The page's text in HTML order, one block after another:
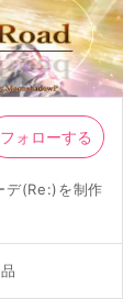
(Re:)を制作
フォローする